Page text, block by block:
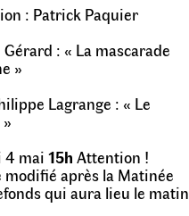
: Patrick Paquier
: « La mascarade
»
Lagrange : « Le
4 mai 15h Attention !
modifié après la Matinée
qui aura lieu le matin